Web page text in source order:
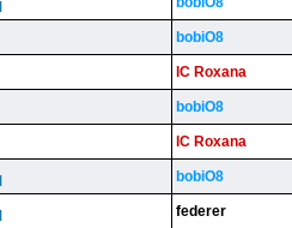
bobiO8
lC Roxana
bobiO8
lC Roxana
bobiO8
federer